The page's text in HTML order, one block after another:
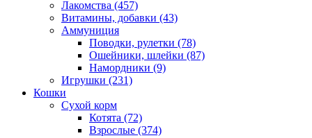
Лакомства (457)
Витамины, добавки (43)
Аммуниция
Поводки, рулетки (78)
Ошейники, шлейки (87)
Намордники (9)
Игрушки (231)
Кошки
Сухой корм
Котята (72)
Взрослые (374)